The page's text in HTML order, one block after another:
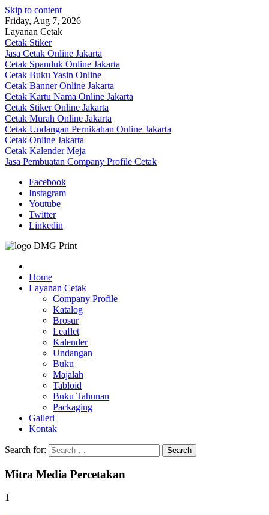
Skip to content
Friday, Aug 7, 2026
Layanan Cetak
Cetak Stiker
Jasa Cetak Online Jakarta
Cetak Spanduk Online Jakarta
Cetak Buku Yasin Online
Cetak Banner Online Jakarta
Cetak Kartu Nama Online Jakarta
Cetak Stiker Online Jakarta
Cetak Murah Online Jakarta
Cetak Undangan Pernikahan Online Jakarta
Cetak Online Jakarta
Cetak Kalender Meja
Jasa Pembuatan Company Profile Cetak
Facebook
Instagram
Youtube
Twitter
Linkedin
Jasa Cetak Online DMG Printing
Home
Layanan Cetak
Company Profile
Katalog
Brosur
Leaflet
Kalender
Undangan
Buku
Majalah
Tabloid
Buku Tahunan
Packaging
Galleri
Kontak
Search for:
Mitra Media Percetakan
1